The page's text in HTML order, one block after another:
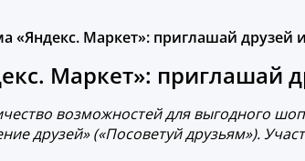
«Яндекс. Маркет»: приглашай друзей
Маркет»: приглашай
возможностей для выгодного
друзей» («Посоветуй друзьям»).